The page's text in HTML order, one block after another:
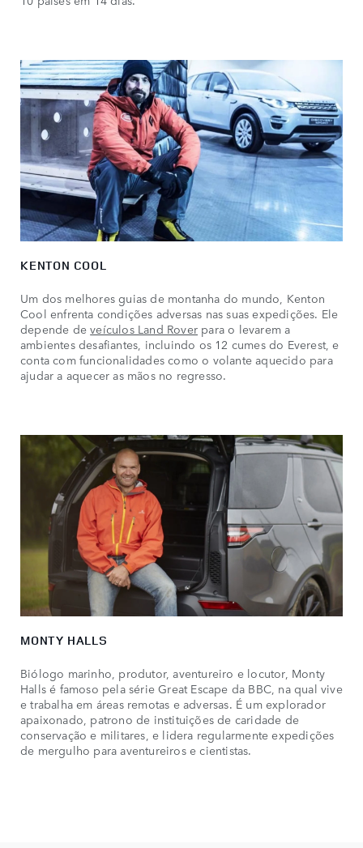
KENTON COOL
Um dos melhores guias de montanha do mundo, Kenton
Cool enfrenta condições adversas nas suas expedições. Ele
depende deveículos Land Rover para o levarem a
ambientes desafiantes, incluindo os 12 cumes do Everest, e
conta com funcionalidades como o volante aquecido para
ajudar a aquecer as mãos no regresso.
MONTY HALLS
Biólogo marinho, produtor, aventureiro e locutor, Monty
Halls é famoso pela série Great Escape da BBC, na qual vive
e trabalha em áreas remotas e adversas. É um explorador
apaixonado, patrono de instituições de caridade de
conservação e militares, e lidera regularmente expedições
de mergulho para aventureiros e cientistas.